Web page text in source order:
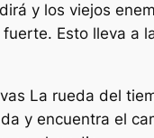
y los viejos
Esto lleva a
La rueda del
y encuentra el